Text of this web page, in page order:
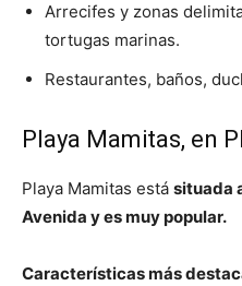
Arrecifes y zonas
tortugas marinas.
Restaurantes, baños,
Playa Mamitas, en
Playa Mamitas está situada
Avenida y es muy popular.
Características más